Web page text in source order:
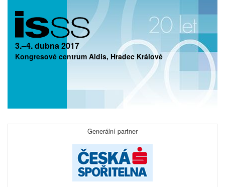
3.–4. dubna 2017
Kongresové centrum Aldis, Hradec Králové
Generální partner